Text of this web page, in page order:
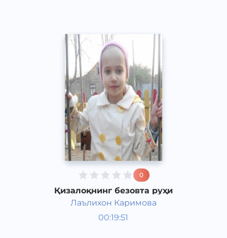
0
Қизалоқнинг безовта руҳи
Лаълихон Каримова
00:19:51
Ривоят, ҳикоя, достон